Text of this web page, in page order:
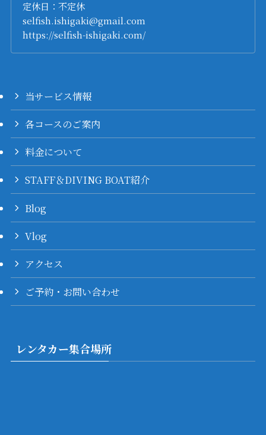
定休日：不定休
selfish.ishigaki@gmail.com
https://selfish-ishigaki.com/
当サービス情報
各コースのご案内
料金について
STAFF＆DIVING BOAT紹介
Blog
Vlog
アクセス
ご予約・お問い合わせ
レンタカー集合場所